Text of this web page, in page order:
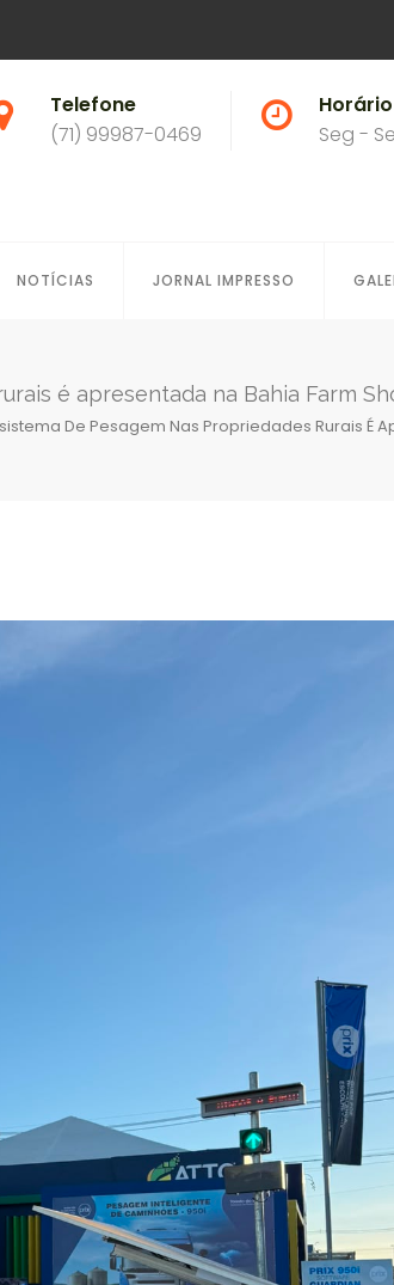
Telefone
(71) 99987-0469
Seg -
NOTÍCIAS JORNAL IMPRESSO
é apresentada na Bahia Farm
De Pesagem Nas Propriedades Rurais É